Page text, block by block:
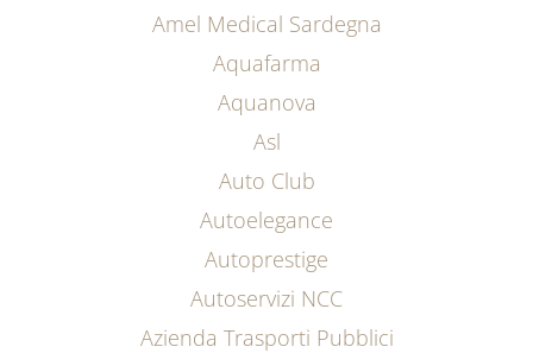
Amel Medical Sardegna
Aquafarma
Aquanova
Asl
Auto Club
Autoelegance
Autoprestige
Autoservizi NCC
Azienda Trasporti Pubblici